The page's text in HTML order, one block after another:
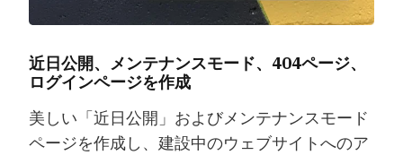
近日公開、メンテナンスモード、404ページ、
ログインページを作成
美しい「近日公開」およびメンテナンスモード
ページを作成し、建設中のウェブサイトへのア